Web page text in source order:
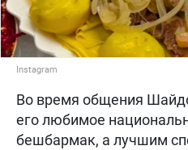
Instagram
Во время общения
его любимое
бешбармак, а лучшим